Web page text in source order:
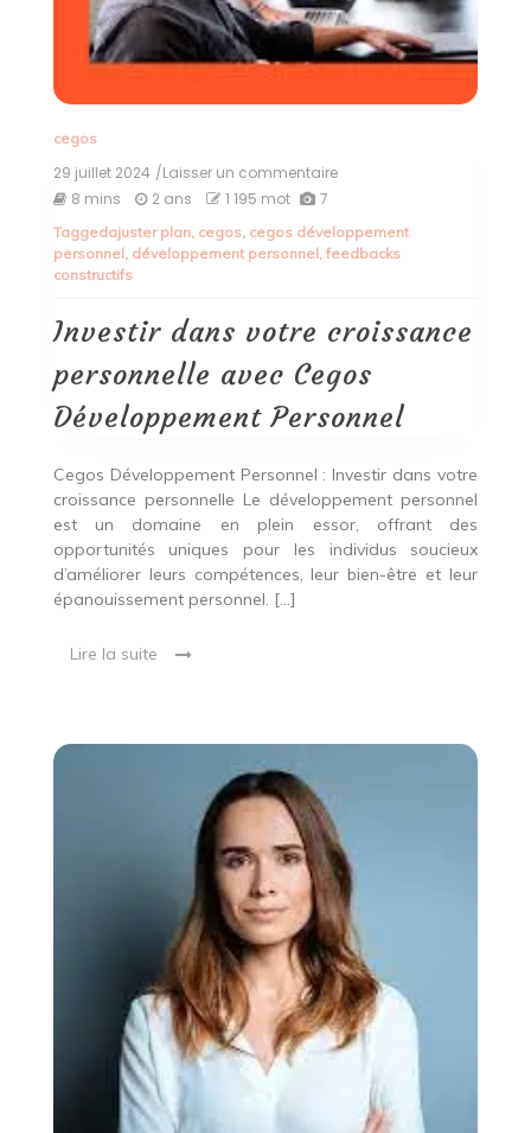
cegos
29 juillet 2024 /Laisser un commentaireon
votre
croissance
Cegos
Développement
8 mins 2 ans 1 195 mot 7
Taggedajuster plan, cegos, cegos développement
personnel, développement personnel, feedbacks
constructifs
Investir dans votre croissance
personnelle avec Cegos
Développement Personnel
Cegos Développement Personnel : Investir dans votre
croissance personnelle Le développement personnel
est un domaine en plein essor, offrant des
opportunités uniques pour les individus soucieux
d’améliorer leurs compétences, leur bien-être et leur
épanouissement personnel. […]
Lire la suite